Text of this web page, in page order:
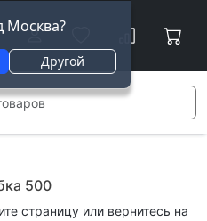
Москва?
Другой
500
страницу или вернитесь на